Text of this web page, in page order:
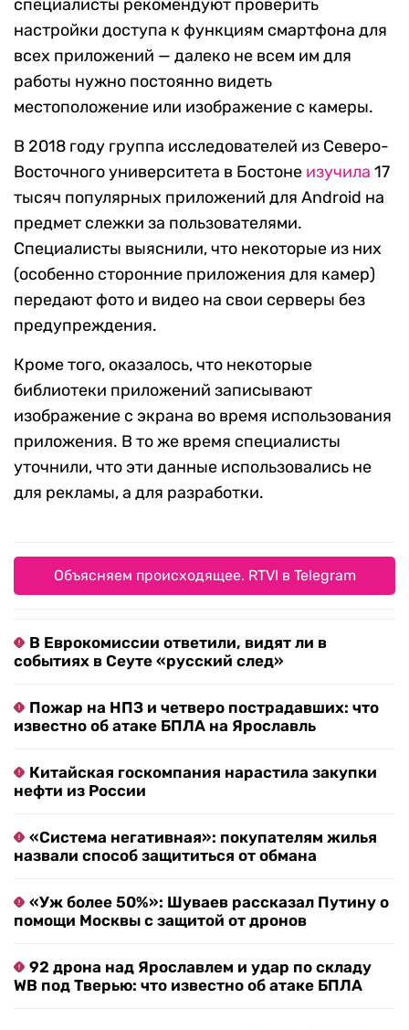
специалисты рекомендуют проверить
настройки доступа к функциям смартфона для
всех приложений — далеко не всем им для
работы нужно постоянно видеть
местоположение или изображение с камеры.
В 2018 году группа исследователей из Северо-
Восточного университета в Бостоне изучила 17
тысяч популярных приложений для Android на
предмет слежки за пользователями.
Специалисты выяснили, что некоторые из них
(особенно сторонние приложения для камер)
передают фото и видео на свои серверы без
предупреждения.
Кроме того, оказалось, что некоторые
библиотеки приложений записывают
изображение с экрана во время использования
приложения. В то же время специалисты
уточнили, что эти данные использовались не
для рекламы, а для разработки.
Объясняем происходящее. RTVI в Telegram
В Еврокомиссии ответили, видят ли в
событиях в Сеуте «русский след»
Пожар на НПЗ и четверо пострадавших: что
известно об атаке БПЛА на Ярославль
Китайская госкомпания нарастила закупки
нефти из России
«Система негативная»: покупателям жилья
назвали способ защититься от обмана
«Уж более 50%»: Шуваев рассказал Путину о
помощи Москвы с защитой от дронов
92 дрона над Ярославлем и удар по складу
WB под Тверью: что известно об атаке БПЛА